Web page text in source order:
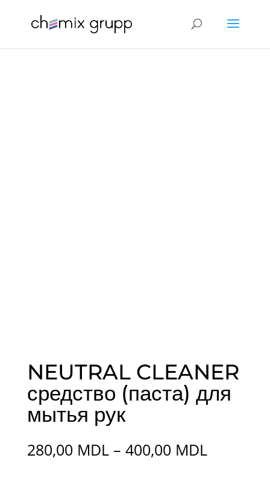
NEUTRAL CLEANER
средство (паста) для
мытья рук
280,00 MDL – 400,00 MDL
цен: